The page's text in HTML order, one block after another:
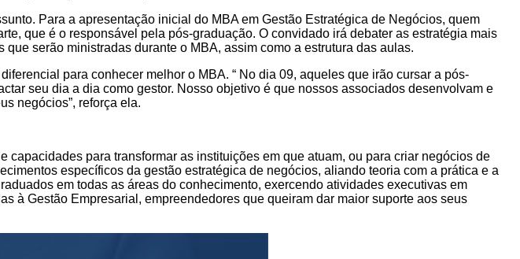
Para a apresentação inicial do MBA em Gestão Estratégica de Negócios, quem
que é o responsável pela pós-graduação. O convidado irá debater as estratégia mais
serão ministradas durante o MBA, assim como a estrutura das aulas.
para conhecer melhor o MBA. “ No dia 09, aqueles que irão cursar a pós-
seu dia a dia como gestor. Nosso objetivo é que nossos associados desenvolvam e
negócios”, reforça ela.
para transformar as instituições em que atuam, ou para criar negócios de
específicos da gestão estratégica de negócios, aliando teoria com a prática e a
em todas as áreas do conhecimento, exercendo atividades executivas em
à Gestão Empresarial, empreendedores que queiram dar maior suporte aos seus